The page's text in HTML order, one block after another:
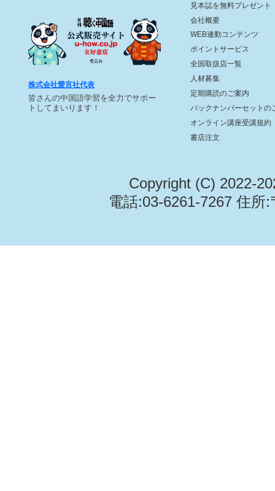
株式会社愛言社代表
皆さんの中国語学習を全力でサポー
トしてまいります！
見本誌を無料プレゼント
会社概要
WEB連動コンテンツ
ポイントサービス
全国取扱店一覧
人材募集
定期購読のご案内
バックナンバーセットの
オンライン講座受講規約
書店注文
Copyright (C) 2022-
電話:03-6261-7267 住所